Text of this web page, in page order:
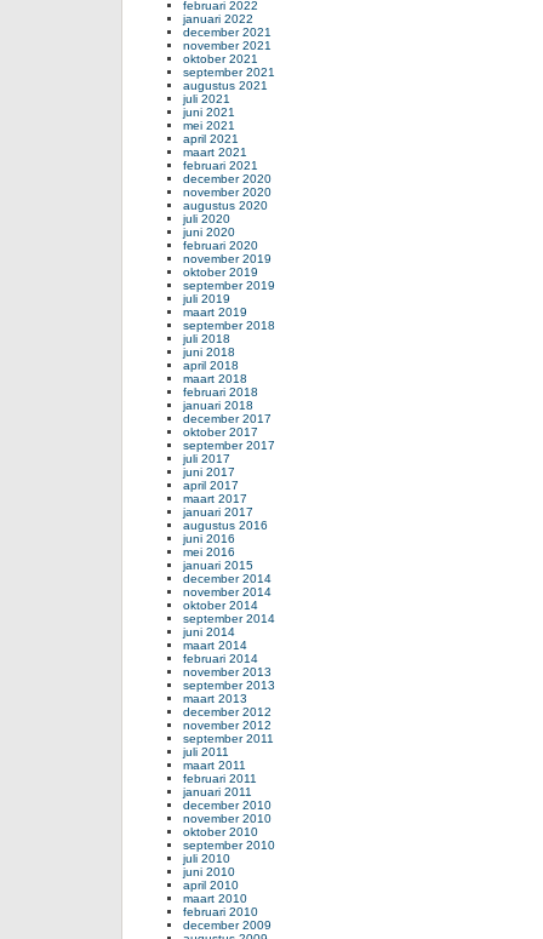
februari 2022
januari 2022
december 2021
november 2021
oktober 2021
september 2021
augustus 2021
juli 2021
juni 2021
mei 2021
april 2021
maart 2021
februari 2021
december 2020
november 2020
augustus 2020
juli 2020
juni 2020
februari 2020
november 2019
oktober 2019
september 2019
juli 2019
maart 2019
september 2018
juli 2018
juni 2018
april 2018
maart 2018
februari 2018
januari 2018
december 2017
oktober 2017
september 2017
juli 2017
juni 2017
april 2017
maart 2017
januari 2017
augustus 2016
juni 2016
mei 2016
januari 2015
december 2014
november 2014
oktober 2014
september 2014
juni 2014
maart 2014
februari 2014
november 2013
september 2013
maart 2013
december 2012
november 2012
september 2011
juli 2011
maart 2011
februari 2011
januari 2011
december 2010
november 2010
oktober 2010
september 2010
juli 2010
juni 2010
april 2010
maart 2010
februari 2010
december 2009